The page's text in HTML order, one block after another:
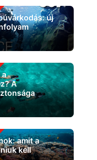
új
a
A
amit a
kell